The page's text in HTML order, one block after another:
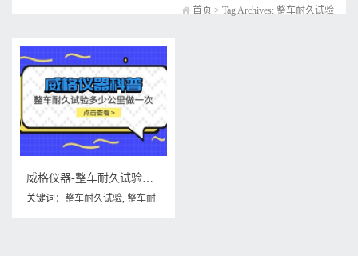
首页 > Tag Archives: 整车耐久试验
威格仪器-整车耐久试验多少公里做一次
关键词： 整车耐久试验, 整车耐